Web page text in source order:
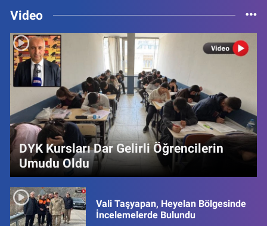
Video
DYK Kursları Dar Gelirli Öğrencilerin
Umudu Oldu
Vali Taşyapan, Heyelan Bölgesinde
İncelemelerde Bulundu